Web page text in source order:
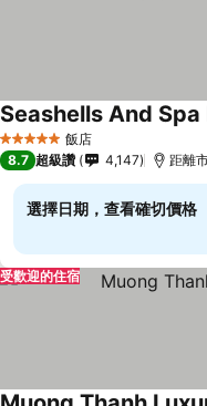
5 星級 飯店
Seashells And Spa
8.7 超級讚 4,147 距離
選擇日期，查看確切價格
受歡迎的住宿